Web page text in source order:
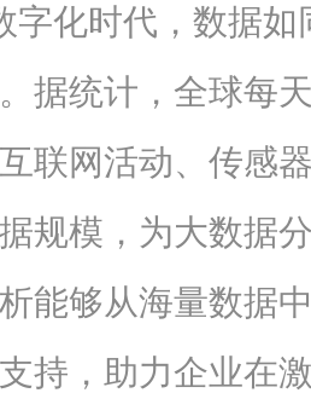
字化时代，数据
据统计，全球每
联网活动、传感
规模，为大数据
能够从海量数据
持，助力企业在